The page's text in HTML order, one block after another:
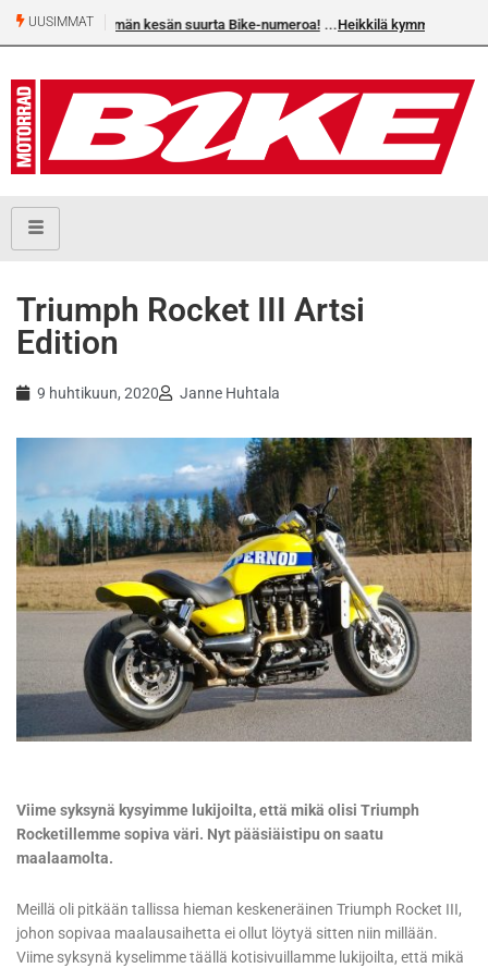
UUSIMMAT Heikkilä kymmenes 250cc EM-challengessä
Triumph Rocket III Artsi
Edition
9 huhtikuun, 2020 Janne Huhtala
Viime syksynä kysyimme lukijoilta, että mikä olisi Triumph
Rocketillemme sopiva väri. Nyt pääsiäistipu on saatu
maalaamolta.
Meillä oli pitkään tallissa hieman keskeneräinen Triumph Rocket III,
johon sopivaa maalausaihetta ei ollut löytyä sitten niin millään.
Viime syksynä kyselimme täällä kotisivuillamme lukijoilta, että mikä